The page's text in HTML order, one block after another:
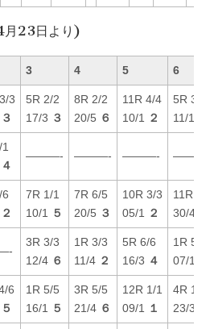
23日より)
3 4 5 6
3
３
5R 2/2
17/3 ３
8R 2/2
20/5 ６
11R 4/4
10/1
２
5R 3/5
11/1
４
———- ———- ———- ———-
２
7R 1/1
10/1
５
7R 6/5
20/5 ３
10R 3/3
05/1
２
11R 2/
30/4
3R 3/3
12/4 ６
1R 3/3
11/4 ２
5R 6/6
16/3 ４
1R 5/5
07/1
6
５
1R 5/5
16/1
５
3R 5/5
21/4 ６
12R 1/1
09/1
１
4R 1/1
23/3